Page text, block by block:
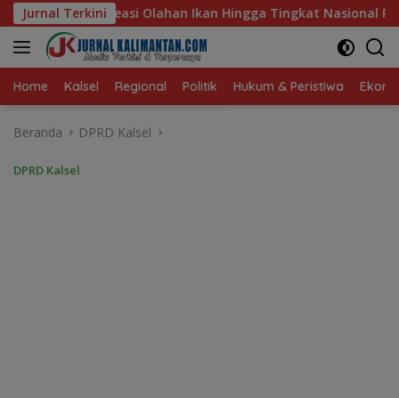
Langsung
ke
konten
Jurnal Terkini
Hingga Tingkat Nasional Pada Lomba Masak Serba Ikan
Home Kalsel Regional Politik Hukum & Peristiwa
Beranda DPRD Kalsel
DPRD Kalsel